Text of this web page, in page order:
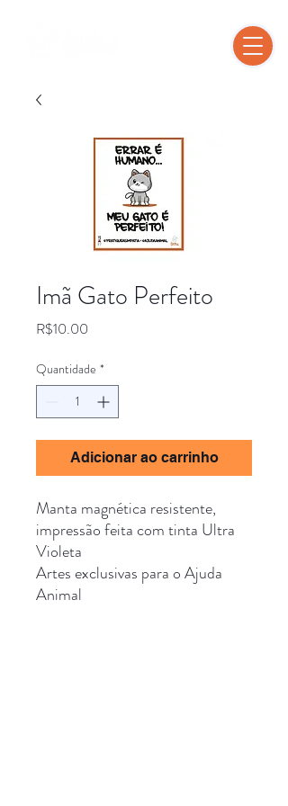
Imã Gato Perfeito
R$10.00
Quantidade *
Adicionar ao carrinho
Manta magnética resistente,
impressão feita com tinta Ultra
Violeta
Artes exclusivas para o Ajuda
Animal